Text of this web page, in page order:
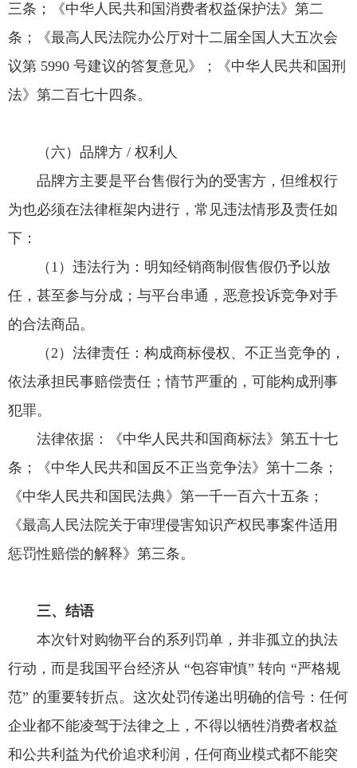
三条；《中华人民共和国消费者权益保护法》第二
条；《最高人民法院办公厅对十二届全国人大五次会
议第 5990 号建议的答复意见》；《中华人民共和国刑
法》第二百七十四条。
（六）品牌方 / 权利人
品牌方主要是平台售假行为的受害方，但维权行
为也必须在法律框架内进行，常见违法情形及责任如
下：
（1）违法行为：明知经销商制假售假仍予以放
任，甚至参与分成；与平台串通，恶意投诉竞争对手
的合法商品。
（2）法律责任：构成商标侵权、不正当竞争的，
依法承担民事赔偿责任；情节严重的，可能构成刑事
犯罪。
法律依据：《中华人民共和国商标法》第五十七
条；《中华人民共和国反不正当竞争法》第十二条；
《中华人民共和国民法典》第一千一百六十五条；
《最高人民法院关于审理侵害知识产权民事案件适用
惩罚性赔偿的解释》第三条。
三、结语
本次针对购物平台的系列罚单，并非孤立的执法
行动，而是我国平台经济从 “包容审慎” 转向 “严格规
范” 的重要转折点。这次处罚传递出明确的信号：任何
企业都不能凌驾于法律之上，不得以牺牲消费者权益
和公共利益为代价追求利润，任何商业模式都不能突